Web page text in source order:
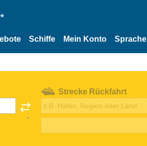
Schiffe Mein Konto Sprache
Strecke Rückfahrt